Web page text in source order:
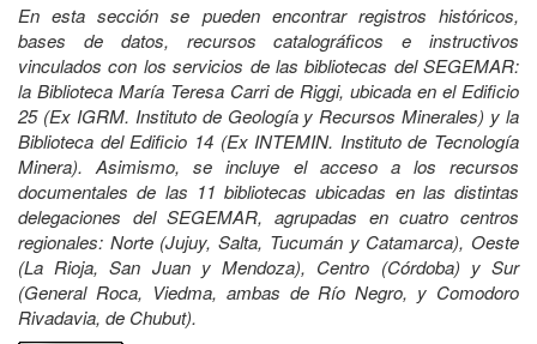
En esta sección se pueden encontrar registros históricos,
bases de datos, recursos catalográficos e instructivos
vinculados con los servicios de las bibliotecas del SEGEMAR:
la Biblioteca María Teresa Carri de Riggi, ubicada en el Edificio
25 (Ex IGRM. Instituto de Geología y Recursos Minerales) y la
Biblioteca del Edificio 14 (Ex INTEMIN. Instituto de Tecnología
Minera). Asimismo, se incluye el acceso a los recursos
documentales de las 11 bibliotecas ubicadas en las distintas
delegaciones del SEGEMAR, agrupadas en cuatro centros
regionales: Norte (Jujuy, Salta, Tucumán y Catamarca), Oeste
(La Rioja, San Juan y Mendoza), Centro (Córdoba) y Sur
(General Roca, Viedma, ambas de Río Negro, y Comodoro
Rivadavia, de Chubut).